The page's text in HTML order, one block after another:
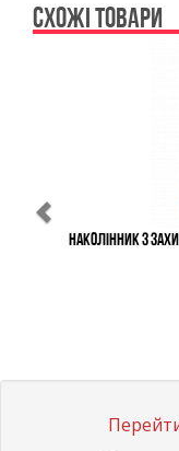
СХОЖІ ТОВАРИ
Наколінник з